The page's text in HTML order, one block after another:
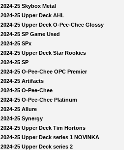
2024-25 Skybox Metal
2024-25 Upper Deck AHL
2024-25 Upper Deck O-Pee-Chee Glossy
2024-25 SP Game Used
2024-25 SPx
2024-25 Upper Deck Star Rookies
2024-25 SP
2024-25 O-Pee-Chee OPC Premier
2024-25 Artifacts
2024-25 O-Pee-Chee
2024-25 O-Pee-Chee Platinum
2024-25 Allure
2024-25 Synergy
2024-25 Upper Deck Tim Hortons
2024-25 Upper Deck series 1 NOVINKA
2024-25 Upper Deck series 2